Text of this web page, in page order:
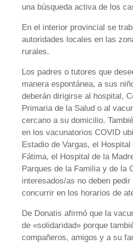
una búsqueda activa de los
En el interior provincial se
autoridades locales en las
rurales.
Los padres o tutores que
manera espontánea, a sus
deberán dirigirse al hospital,
Primaria de la Salud o al
cercano a su domicilio.
en los vacunatorios COVID
Estadio de Vargas, el Hospital
Fátima, el Hospital de la
Parques de la Familia y de la
interesados/as no deben
concurrir en los horarios de
De Donatis afirmó que la
de «solidaridad» porque
compañeros, amigos y a su